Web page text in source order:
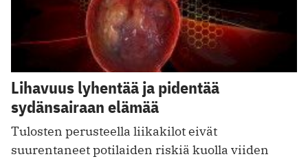
Lihavuus lyhentää ja pidentää
sydänsairaan elämää
Tulosten perusteella liikakilot eivät
suurentaneet potilaiden riskiä kuolla viiden